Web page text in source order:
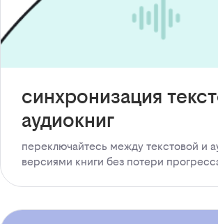
синхронизация
аудиокниг
переключайтесь между текстовой и
версиями книги без потери